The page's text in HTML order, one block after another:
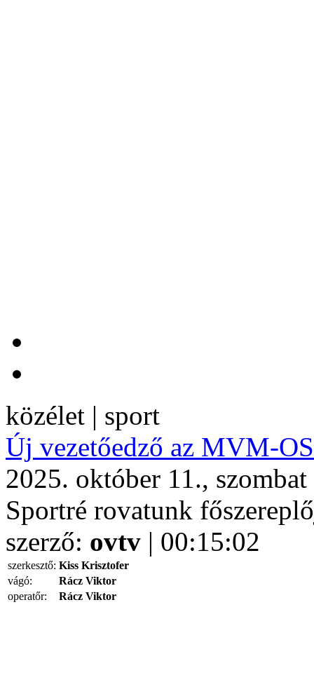
közélet | sport
Új vezetőedző az MVM-
2025. október 11.,
Sportré rovatunk
szerző: ovtv | 00:15:02
szerkesztő: Kiss Krisztofer
vágó:
Rácz Viktor
operatőr:
Rácz Viktor